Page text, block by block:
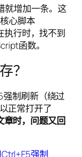
就增加一条。这
心脚本
执行时，找不到
函数。
？
制刷新（绕过
正常打开了
章时，问题又回